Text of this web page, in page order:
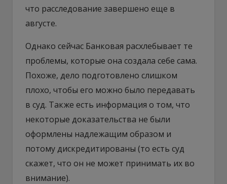
что расследование завершено еще в
августе.
Однако сейчас Банковая расхлебывает те
проблемы, которые она создала себе сама.
Похоже, дело подготовлено слишком
плохо, чтобы его можно было передавать
в суд. Также есть информация о том, что
некоторые доказательства не были
оформлены надлежащим образом и
потому дискредитированы (то есть суд
скажет, что он не может принимать их во
внимание).